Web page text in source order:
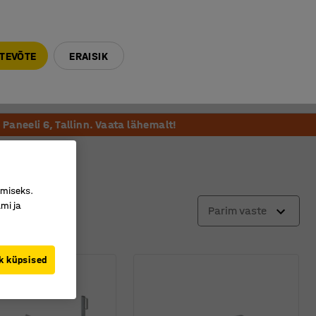
6, Tallinn. Vaata lähemalt!
Parim vaste
ERAISIK
ja
küpsised